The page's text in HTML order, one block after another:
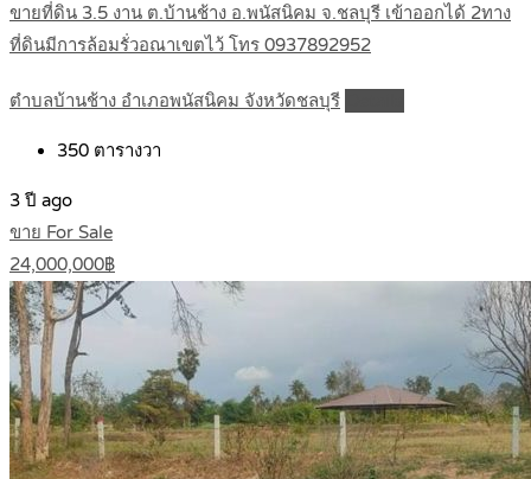
ขายที่ดิน 3.5 งาน ต.บ้านช้าง อ.พนัสนิคม จ.ชลบุรี เข้าออกได้ 2ทาง
ที่ดินมีการล้อมรั่วอณาเขตไว้ โทร 0937892952
ตำบลบ้านช้าง อำเภอพนัสนิคม จังหวัดชลบุรี
350 ตารางวา
3 ปี ago
ขาย For Sale
24,000,000฿